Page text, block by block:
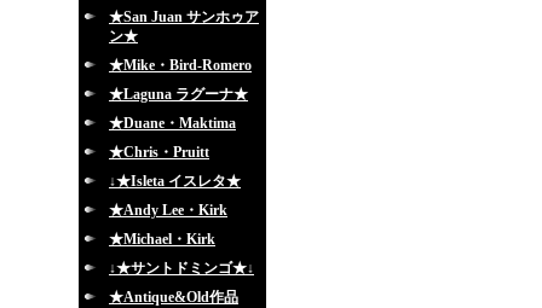
★San Juan サンホゥア
ン★
★Mike・Bird-Romero
★Laguna ラグーナ★
★Duane・Maktima
★Chris・Pruitt
↓★Isleta イスレタ★
★Andy Lee・Kirk
★Michael・Kirk
↓★サントドミンゴ★↓
★Antique&Old作品